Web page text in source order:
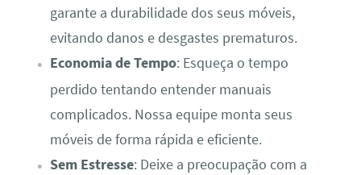
garante a durabilidade dos seus móveis,
evitando danos e desgastes prematuros.
Economia de Tempo: Esqueça o tempo
perdido tentando entender manuais
complicados. Nossa equipe monta seus
móveis de forma rápida e eficiente.
Sem Estresse: Deixe a preocupação com a